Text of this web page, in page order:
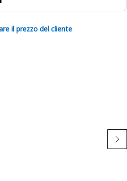
il prezzo del cliente